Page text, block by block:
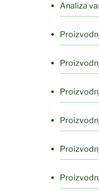
Analiza